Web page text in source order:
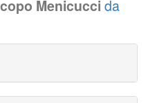
Menicucci da